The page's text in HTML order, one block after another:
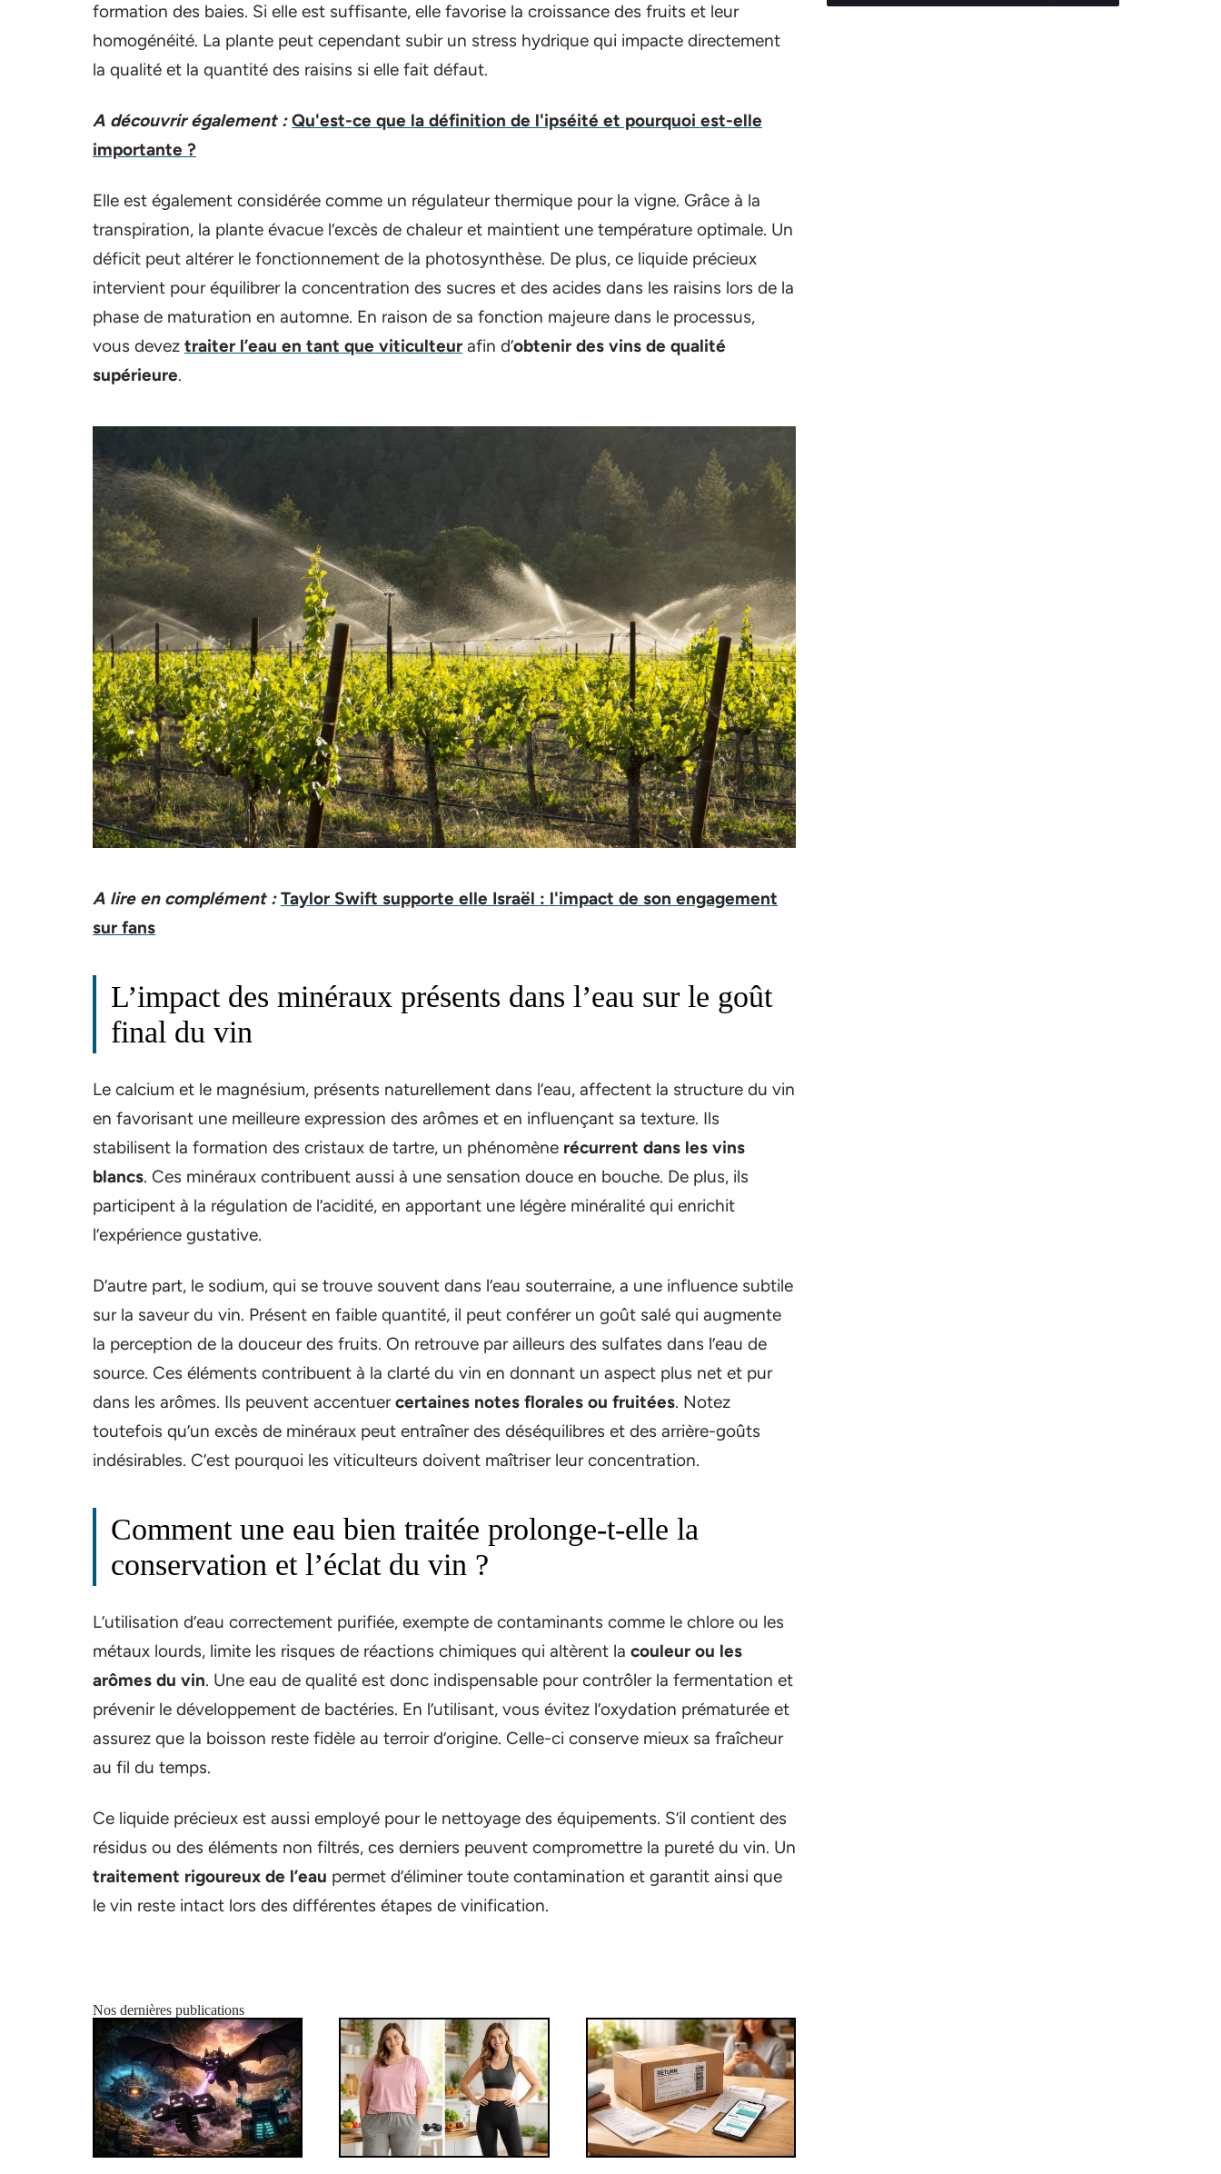
formation des baies. Si elle est suffisante, elle favorise la croissance des fruits et leur
homogénéité. La plante peut cependant subir un stress hydrique qui impacte directement
la qualité et la quantité des raisins si elle fait défaut.
A découvrir également : Qu'est-ce que la définition de l'ipséité et pourquoi est-elle
importante ?
Elle est également considérée comme un régulateur thermique pour la vigne. Grâce à la
transpiration, la plante évacue l’excès de chaleur et maintient une température optimale. Un
déficit peut altérer le fonctionnement de la photosynthèse. De plus, ce liquide précieux
intervient pour équilibrer la concentration des sucres et des acides dans les raisins lors de la
phase de maturation en automne. En raison de sa fonction majeure dans le processus,
vous devez traiter l’eau en tant que viticulteur afin d’obtenir des vins de qualité
supérieure.
A lire en complément : Taylor Swift supporte elle Israël : l'impact de son engagement
sur fans
L’impact des minéraux présents dans l’eau sur le goût
final du vin
Le calcium et le magnésium, présents naturellement dans l’eau, affectent la structure du vin
en favorisant une meilleure expression des arômes et en influençant sa texture. Ils
stabilisent la formation des cristaux de tartre, un phénomène récurrent dans les vins
blancs. Ces minéraux contribuent aussi à une sensation douce en bouche. De plus, ils
participent à la régulation de l’acidité, en apportant une légère minéralité qui enrichit
l’expérience gustative.
D’autre part, le sodium, qui se trouve souvent dans l’eau souterraine, a une influence subtile
sur la saveur du vin. Présent en faible quantité, il peut conférer un goût salé qui augmente
la perception de la douceur des fruits. On retrouve par ailleurs des sulfates dans l’eau de
source. Ces éléments contribuent à la clarté du vin en donnant un aspect plus net et pur
dans les arômes. Ils peuvent accentuercertaines notes florales ou fruitées. Notez
toutefois qu’un excès de minéraux peut entraîner des déséquilibres et des arrière-goûts
indésirables. C’est pourquoi les viticulteurs doivent maîtriser leur concentration.
Comment une eau bien traitée prolonge-t-elle la
conservation et l’éclat du vin ?
L’utilisation d’eau correctement purifiée, exempte de contaminants comme le chlore ou les
métaux lourds, limite les risques de réactions chimiques qui altèrent la couleur ou les
arômes du vin. Une eau de qualité est donc indispensable pour contrôler la fermentation et
prévenir le développement de bactéries. En l’utilisant, vous évitez l’oxydation prématurée et
assurez que la boisson reste fidèle au terroir d’origine. Celle-ci conserve mieux sa fraîcheur
au fil du temps.
Ce liquide précieux est aussi employé pour le nettoyage des équipements. S’il contient des
résidus ou des éléments non filtrés, ces derniers peuvent compromettre la pureté du vin. Un
traitement rigoureux de l’eau permet d’éliminer toute contamination et garantit ainsi que
le vin reste intact lors des différentes étapes de vinification.
Nos dernières publications